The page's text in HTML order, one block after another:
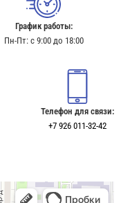
График работы:
Пн-Пт: с 9:00 до 18:00
Телефон для связи:
+7 926 011-32-42